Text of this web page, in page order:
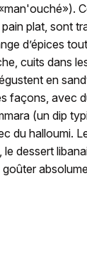
plat, sont
d’épices
cuits dans
en
façons, avec
(un dip
du halloumi.
dessert